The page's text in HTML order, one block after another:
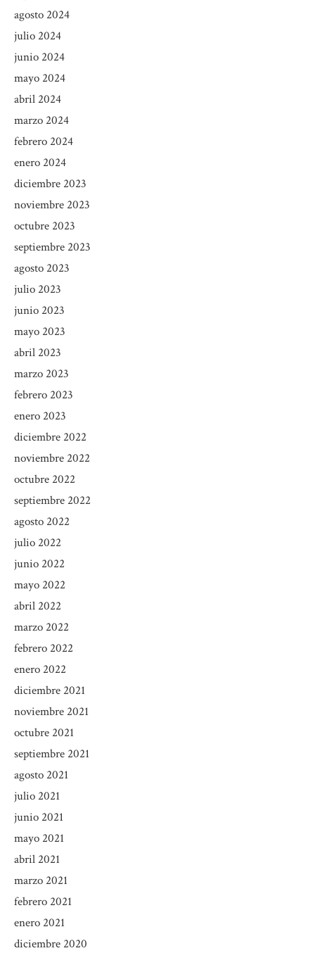
agosto 2024
julio 2024
junio 2024
mayo 2024
abril 2024
marzo 2024
febrero 2024
enero 2024
diciembre 2023
noviembre 2023
octubre 2023
septiembre 2023
agosto 2023
julio 2023
junio 2023
mayo 2023
abril 2023
marzo 2023
febrero 2023
enero 2023
diciembre 2022
noviembre 2022
octubre 2022
septiembre 2022
agosto 2022
julio 2022
junio 2022
mayo 2022
abril 2022
marzo 2022
febrero 2022
enero 2022
diciembre 2021
noviembre 2021
octubre 2021
septiembre 2021
agosto 2021
julio 2021
junio 2021
mayo 2021
abril 2021
marzo 2021
febrero 2021
enero 2021
diciembre 2020